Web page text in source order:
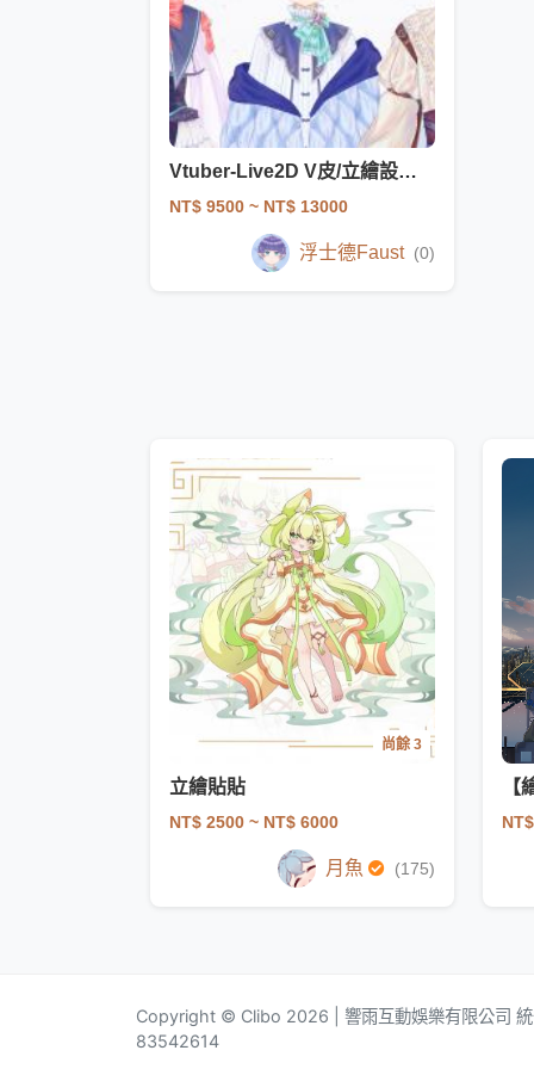
Vtuber-Live2D V皮/立繪設計+拆件
NT$ 9500 ~ NT$ 13000
浮士德Faust (0)
尚餘 3
立繪貼貼
NT$ 2500 ~ NT$ 6000
月魚 (175)
Copyright © Clibo 2026 | 響雨互動娛樂有限公司 統
83542614